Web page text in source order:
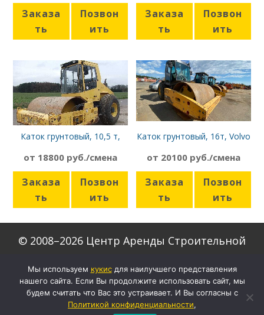
Заказа
ть
Позвон
ить
Заказа
ть
Позвон
ить
Каток грунтовый, 10,5 т,
от 18800 руб./смена
Заказа
ть
Позвон
ить
Каток грунтовый, 16т, Volvo
от 20100 руб./смена
Заказа
ть
Позвон
ить
© 2008–2026 Центр Аренды Строительной
Скачать формы договоров
Настройки кукис
Мы используем кукиcдля наилучшего представления
нашего сайта. Если Вы продолжите использовать сайт, мы
будем считать что Вас это устраивает. И Вы согласны с
Политикой конфиденциальности,